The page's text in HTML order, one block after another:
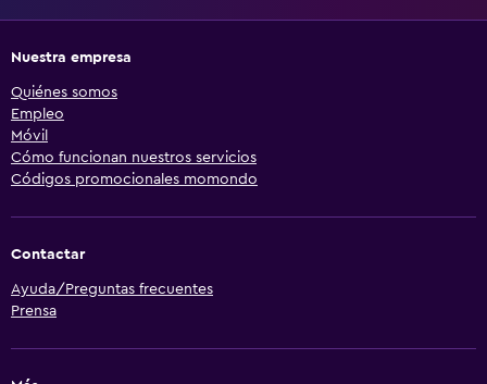
Nuestra empresa
Quiénes somos
Empleo
Móvil
Cómo funcionan nuestros servicios
Códigos promocionales momondo
Contactar
Ayuda/Preguntas frecuentes
Prensa